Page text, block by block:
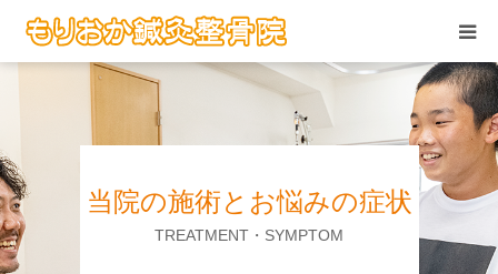
当院の施術とお悩みの症状
TREATMENT・SYMPTOM
当院の施術
患者さんの声